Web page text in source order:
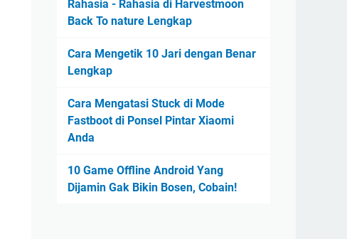
Rahasia - Rahasia di Harvestmoon
Back To nature Lengkap
Cara Mengetik 10 Jari dengan Benar
Lengkap
Cara Mengatasi Stuck di Mode
Fastboot di Ponsel Pintar Xiaomi
Anda
10 Game Offline Android Yang
Dijamin Gak Bikin Bosen, Cobain!